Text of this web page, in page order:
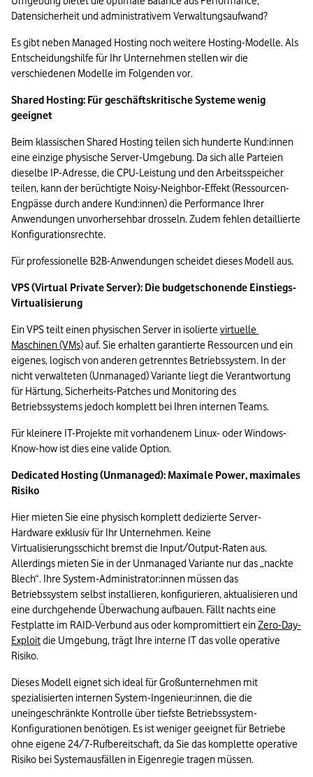
Datensicherheit und administrativem Verwaltungsaufwand?
Es gibt neben Managed Hosting noch weitere Hosting-Modelle. Als
Entscheidungshilfe für Ihr Unternehmen stellen wir die
verschiedenen Modelle im Folgenden vor.
Shared Hosting: Für geschäftskritische Systeme wenig
geeignet
Beim klassischen Shared Hosting teilen sich hunderte Kund:innen
eine einzige physische Server-Umgebung. Da sich alle Parteien
dieselbe IP-Adresse, die CPU-Leistung und den Arbeitsspeicher
teilen, kann der berüchtigte Noisy-Neighbor-Effekt (Ressourcen-
Engpässe durch andere Kund:innen) die Performance Ihrer
Anwendungen unvorhersehbar drosseln. Zudem fehlen detaillierte
Konfigurationsrechte.
Für professionelle B2B-Anwendungen scheidet dieses Modell aus.
VPS (Virtual Private Server): Die budgetschonende Einstiegs-
Virtualisierung
Ein VPS teilt einen physischen Server in isolierte virtuelle
Maschinen (VMs) auf. Sie erhalten garantierte Ressourcen und ein
eigenes, logisch von anderen getrenntes Betriebssystem. In der
nicht verwalteten (Unmanaged) Variante liegt die Verantwortung
für Härtung, Sicherheits-Patches und Monitoring des
Betriebssystems jedoch komplett bei Ihren internen Teams.
Für kleinere IT-Projekte mit vorhandenem Linux- oder Windows-
Know-how ist dies eine valide Option.
Dedicated Hosting (Unmanaged): Maximale Power, maximales
Risiko
Hier mieten Sie eine physisch komplett dedizierte Server-
Hardware exklusiv für Ihr Unternehmen. Keine
Virtualisierungsschicht bremst die Input/Output-Raten aus.
Allerdings mieten Sie in der Unmanaged Variante nur das „nackte
Blech“. Ihre System-Administrator:innen müssen das
Betriebssystem selbst installieren, konfigurieren, aktualisieren und
eine durchgehende Überwachung aufbauen. Fällt nachts eine
Festplatte im RAID-Verbund aus oder kompromittiert ein Zero-Day-
Exploit die Umgebung, trägt Ihre interne IT das volle operative
Risiko.
Dieses Modell eignet sich ideal für Großunternehmen mit
spezialisierten internen System-Ingenieur:innen, die die
uneingeschränkte Kontrolle über tiefste Betriebssystem-
Konfigurationen benötigen. Es ist weniger geeignet für Betriebe
ohne eigene 24/7-Rufbereitschaft, da Sie das komplette operative
Risiko bei Systemausfällen in Eigenregie tragen müssen.